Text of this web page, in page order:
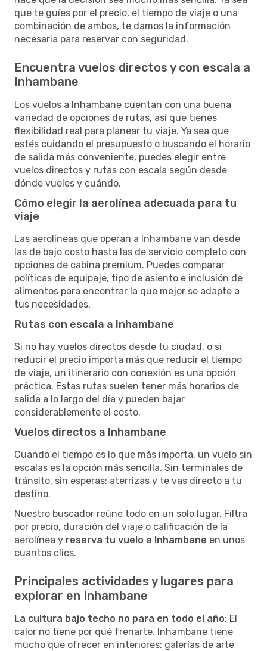
que te guíes por el precio, el tiempo de viaje o una
combinación de ambos, te damos la información
necesaria para reservar con seguridad.
Encuentra vuelos directos y con escala a
Inhambane
Los vuelos a Inhambane cuentan con una buena
variedad de opciones de rutas, así que tienes
flexibilidad real para planear tu viaje. Ya sea que
estés cuidando el presupuesto o buscando el horario
de salida más conveniente, puedes elegir entre
vuelos directos y rutas con escala según desde
dónde vueles y cuándo.
Cómo elegir la aerolínea adecuada para tu
viaje
Las aerolíneas que operan a Inhambane van desde
las de bajo costo hasta las de servicio completo con
opciones de cabina premium. Puedes comparar
políticas de equipaje, tipo de asiento e inclusión de
alimentos para encontrar la que mejor se adapte a
tus necesidades.
Rutas con escala a Inhambane
Si no hay vuelos directos desde tu ciudad, o si
reducir el precio importa más que reducir el tiempo
de viaje, un itinerario con conexión es una opción
práctica. Estas rutas suelen tener más horarios de
salida a lo largo del día y pueden bajar
considerablemente el costo.
Vuelos directos a Inhambane
Cuando el tiempo es lo que más importa, un vuelo sin
escalas es la opción más sencilla. Sin terminales de
tránsito, sin esperas: aterrizas y te vas directo a tu
destino.
Nuestro buscador reúne todo en un solo lugar. Filtra
por precio, duración del viaje o calificación de la
aerolínea y reserva tu vuelo a Inhambane en unos
cuantos clics.
Principales actividades y lugares para
explorar en Inhambane
La cultura bajo techo no para en todo el año: El
calor no tiene por qué frenarte. Inhambane tiene
mucho que ofrecer en interiores: galerías de arte